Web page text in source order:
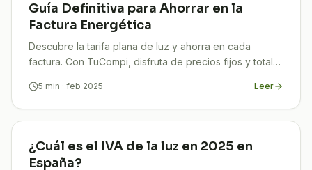
Guía Definitiva para Ahorrar en la
Factura Energética
Descubre la tarifa plana de luz y ahorra en cada
factura. Con TuCompi, disfruta de precios fijos y total
5 min · feb 2025 Leer
¿Cuál es el IVA de la luz en 2025 en
España?